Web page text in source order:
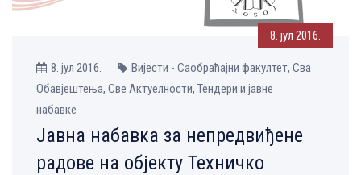
8. јул 2016.
8. јул 2016.
Вијести - Саобраћајни факултет, Сва
Обавјештења, Све Aктуелности, Тендери и јавне
набавке
Јавна набавка за непредвиђене
радове на објекту Техничко